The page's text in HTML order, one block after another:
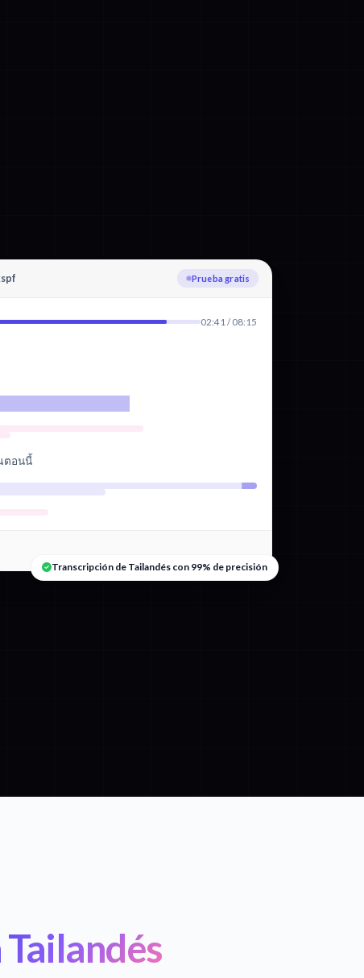
Subiendo
02:41 / 08:15
ตอนนี้
Transcripción de Tailandés con 99% de precisión
Tailandés